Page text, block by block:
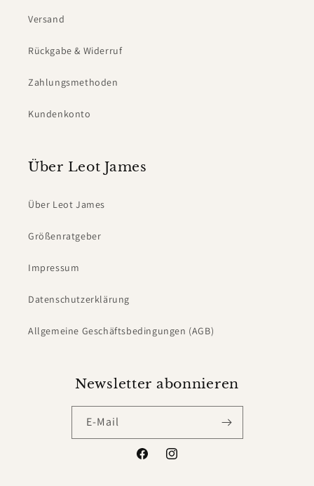
Versand
Rückgabe & Widerruf
Zahlungsmethoden
Kundenkonto
Über Leot James
Über Leot James
Größenratgeber
Impressum
Datenschutzerklärung
Allgemeine Geschäftsbedingungen (AGB)
Newsletter abonnieren
E-Mail
FacebookInstagram